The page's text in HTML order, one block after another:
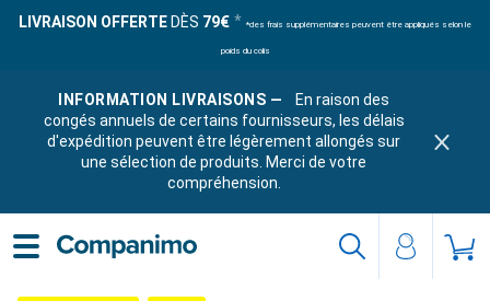
LIVRAISON OFFERTE DÈS 79€ *des frais supplémentaires peuvent être appliqués selon le
poids du colis
INFORMATION LIVRAISONS —
En raison des
congés annuels de certains fournisseurs, les délais
d'expédition peuvent être légèrement allongés sur
une sélection de produits. Merci de votre
compréhension.